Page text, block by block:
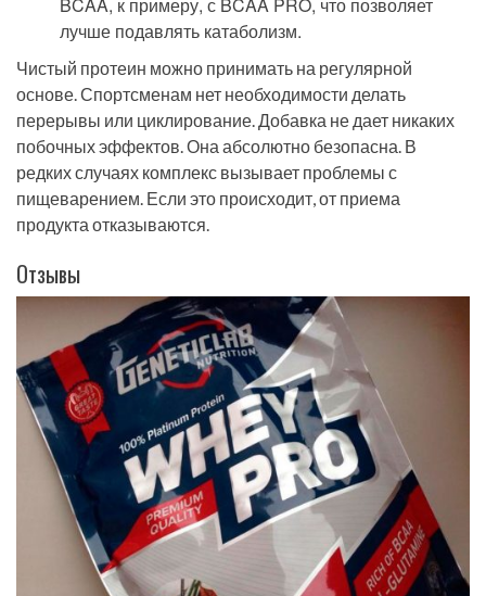
лучше подавлять катаболизм.
Чистый протеин можно принимать на регулярной
основе. Спортсменам нет необходимости делать
перерывы или циклирование. Добавка не дает никаких
побочных эффектов. Она абсолютно безопасна. В
редких случаях комплекс вызывает проблемы с
пищеварением. Если это происходит, от приема
продукта отказываются.
Отзывы